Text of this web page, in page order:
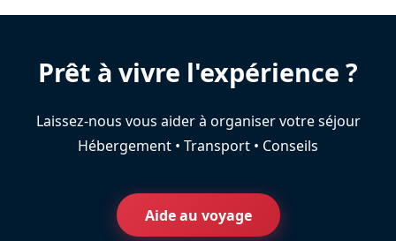
Prêt à vivre l'expérience ?
Laissez-nous vous aider à organiser votre séjour
Hébergement • Transport • Conseils
Aide au voyage